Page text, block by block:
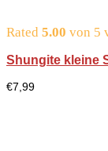
Rated 5.00 von 5
Shungite kleine
€7,99